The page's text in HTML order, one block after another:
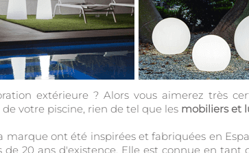
extérieure ? Alors vous aimerez très
votre piscine, rien de tel que les mobiliers et
marque ont été inspirées et fabriquées en
de 20 ans d'existence. Elle est connue en